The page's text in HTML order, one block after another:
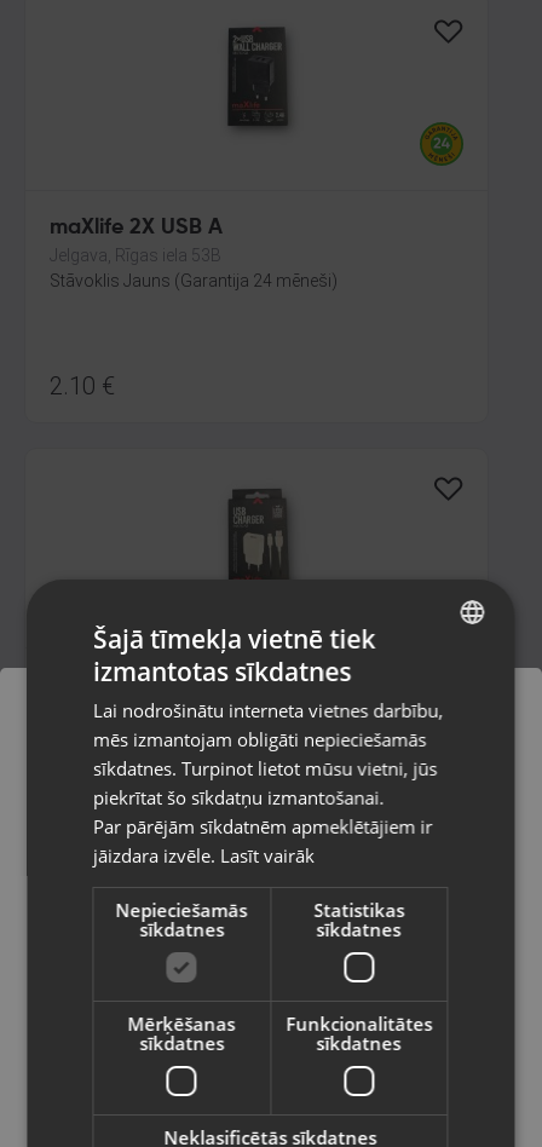
maXlife 2X USB A
Jelgava, Rīgas iela 53B
Stāvoklis Jauns (Garantija 24 mēneši)
2.10 €
maXlife USB Charger MXTC-01
(MicroUSB White)
Jelgava, Rīgas iela 53B
Stāvoklis Jauns (Garantija 24 mēneši)
2.70€
Maxlife USB 3.0 to USB-C Adapter
Pasūtījumi tiks piegādāti uz
izvēlēto valsti
Vietnes saturs būs attēlots izvēlētajā
valodā
Valsts
Latviešu / Latvian
RUSSIAN
Šajā tīmekļa vietnē tiek
izmantotas sīkdatnes
Lai nodrošinātu interneta vietnes darbību,
mēs izmantojam obligāti nepieciešamās
sīkdatnes. Turpinot lietot mūsu vietni, jūs
piekrītat šo sīkdatņu izmantošanai.
Par pārējām sīkdatnēm apmeklētājiem ir
jāizdara izvēle. Lasīt vairāk
Nepieciešamās
sīkdatnes
Statistikas
sīkdatnes
Mērķēšanas
sīkdatnes
Funkcionalitātes
sīkdatnes
Neklasificētās sīkdatnes